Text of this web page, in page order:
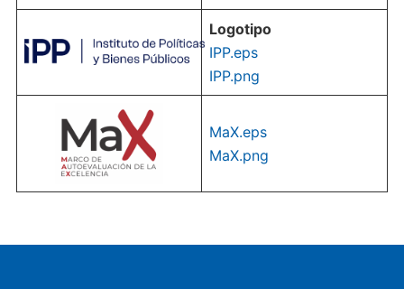
Logotipo
IPP.eps
IPP.png
MaX.eps
MaX.png